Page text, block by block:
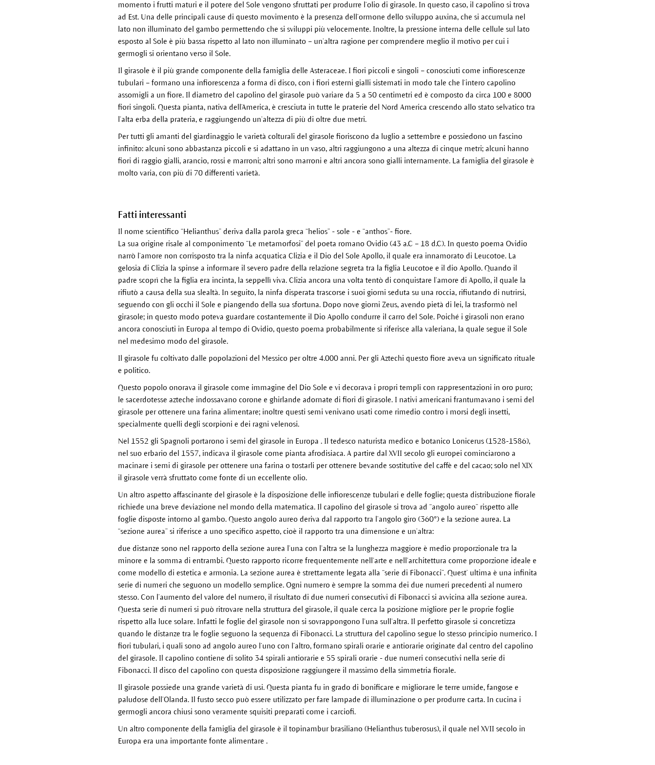
momento i frutti maturi e il potere del Sole vengono sfruttati per produrre l’olio di girasole. In questo caso, il capolino si trova
ad Est. Una delle principali cause di questo movimento è la presenza dell’ormone dello sviluppo auxina, che si accumula nel
lato non illuminato del gambo permettendo che si sviluppi più velocemente. Inoltre, la pressione interna delle cellule sul lato
esposto al Sole è più bassa rispetto al lato non illuminato – un’altra ragione per comprendere meglio il motivo per cui i
germogli si orientano verso il Sole.
Il girasole è il più grande componente della famiglia delle Asteraceae. I fiori piccoli e singoli – conosciuti come infiorescenze
tubulari – formano una infiorescenza a forma di disco, con i fiori esterni gialli sistemati in modo tale che l’intero capolino
assomigli a un fiore. Il diametro del capolino del girasole può variare da 5 a 50 centimetri ed è composto da circa 100 e 8000
fiori singoli. Questa pianta, nativa dell’America, è cresciuta in tutte le praterie del Nord America crescendo allo stato selvatico tra
l’alta erba della prateria, e raggiungendo un’altezza di più di oltre due metri.
Per tutti gli amanti del giardinaggio le varietà colturali del girasole fioriscono da luglio a settembre e possiedono un fascino
infinito: alcuni sono abbastanza piccoli e si adattano in un vaso, altri raggiungono a una altezza di cinque metri; alcuni hanno
fiori di raggio gialli, arancio, rossi e marroni; altri sono marroni e altri ancora sono gialli internamente. La famiglia del girasole è
molto varia, con più di 70 differenti varietà.
Fatti interessanti
Il nome scientifico “Helianthus” deriva dalla parola greca “helios” - sole - e “anthos”- fiore.
La sua origine risale al componimento “Le metamorfosi” del poeta romano Ovidio (43 a.C – 18 d.C). In questo poema Ovidio
narrò l’amore non corrisposto tra la ninfa acquatica Clizia e il Dio del Sole Apollo, il quale era innamorato di Leucotoe. La
gelosia di Clizia la spinse a informare il severo padre della relazione segreta tra la figlia Leucotoe e il dio Apollo. Quando il
padre scoprì che la figlia era incinta, la seppellì viva. Clizia ancora una volta tentò di conquistare l’amore di Apollo, il quale la
rifiutò a causa della sua slealtà. In seguito, la ninfa disperata trascorse i suoi giorni seduta su una roccia, rifiutando di nutrirsi,
seguendo con gli occhi il Sole e piangendo della sua sfortuna. Dopo nove giorni Zeus, avendo pietà di lei, la trasformò nel
girasole; in questo modo poteva guardare costantemente il Dio Apollo condurre il carro del Sole. Poiché i girasoli non erano
ancora conosciuti in Europa al tempo di Ovidio, questo poema probabilmente si riferisce alla valeriana, la quale segue il Sole
nel medesimo modo del girasole.
Il girasole fu coltivato dalle popolazioni del Messico per oltre 4.000 anni. Per gli Aztechi questo fiore aveva un significato rituale
e politico.
Questo popolo onorava il girasole come immagine del Dio Sole e vi decorava i propri templi con rappresentazioni in oro puro;
le sacerdotesse azteche indossavano corone e ghirlande adornate di fiori di girasole. I nativi americani frantumavano i semi del
girasole per ottenere una farina alimentare; inoltre questi semi venivano usati come rimedio contro i morsi degli insetti,
specialmente quelli degli scorpioni e dei ragni velenosi.
Nel 1552 gli Spagnoli portarono i semi del girasole in Europa . Il tedesco naturista medico e botanico Lonicerus (1528-1586),
nel suo erbario del 1557, indicava il girasole come pianta afrodisiaca. A partire dal XVII secolo gli europei cominciarono a
macinare i semi di girasole per ottenere una farina o tostarli per ottenere bevande sostitutive del caffè e del cacao; solo nel XIX
il girasole verrà sfruttato come fonte di un eccellente olio.
Un altro aspetto affascinante del girasole è la disposizione delle infiorescenze tubulari e delle foglie; questa distribuzione fiorale
richiede una breve deviazione nel mondo della matematica. Il capolino del girasole si trova ad “angolo aureo” rispetto alle
foglie disposte intorno al gambo. Questo angolo aureo deriva dal rapporto tra l’angolo giro (360°) e la sezione aurea. La
“sezione aurea” si riferisce a uno specifico aspetto, cioè il rapporto tra una dimensione e un’altra:
due distanze sono nel rapporto della sezione aurea l’una con l’altra se la lunghezza maggiore è medio proporzionale tra la
minore e la somma di entrambi. Questo rapporto ricorre frequentemente nell’arte e nell’architettura come proporzione ideale e
come modello di estetica e armonia. La sezione aurea è strettamente legata alla “serie di Fibonacci”. Quest’ ultima è una infinita
serie di numeri che seguono un modello semplice. Ogni numero è sempre la somma dei due numeri precedenti al numero
stesso. Con l’aumento del valore del numero, il risultato di due numeri consecutivi di Fibonacci si avvicina alla sezione aurea.
Questa serie di numeri si può ritrovare nella struttura del girasole, il quale cerca la posizione migliore per le proprie foglie
rispetto alla luce solare. Infatti le foglie del girasole non si sovrappongono l’una sull’altra. Il perfetto girasole si concretizza
quando le distanze tra le foglie seguono la sequenza di Fibonacci. La struttura del capolino segue lo stesso principio numerico. I
fiori tubulari, i quali sono ad angolo aureo l’uno con l’altro, formano spirali orarie e antiorarie originate dal centro del capolino
del girasole. Il capolino contiene di solito 34 spirali antiorarie e 55 spirali orarie - due numeri consecutivi nella serie di
Fibonacci. Il disco del capolino con questa disposizione raggiungere il massimo della simmetria fiorale.
Il girasole possiede una grande varietà di usi. Questa pianta fu in grado di bonificare e migliorare le terre umide, fangose e
paludose dell’Olanda. Il fusto secco può essere utilizzato per fare lampade di illuminazione o per produrre carta. In cucina i
germogli ancora chiusi sono veramente squisiti preparati come i carciofi.
Un altro componente della famiglia del girasole è il topinambur brasiliano (Helianthus tuberosus), il quale nel XVII secolo in
Europa era una importante fonte alimentare .